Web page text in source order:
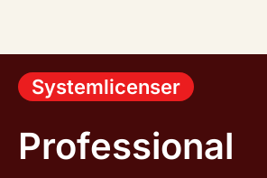
System­li­cen­ser
Pro­fes­sio­nal